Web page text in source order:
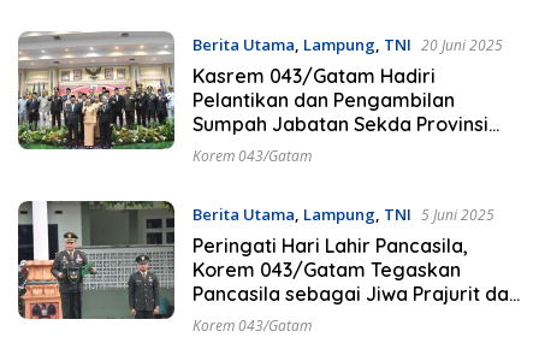
Berita Utama, Lampung, TNI 20 Juni 2025
Kasrem 043/Gatam Hadiri
Pelantikan dan Pengambilan
Sumpah Jabatan Sekda Provinsi
Lampung
Korem 043/Gatam
Berita Utama, Lampung, TNI 5 Juni 2025
Peringati Hari Lahir Pancasila,
Korem 043/Gatam Tegaskan
Pancasila sebagai Jiwa Prajurit dan
PNS
Korem 043/Gatam